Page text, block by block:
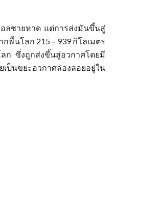
ลชายหาด แต่การส่งมันขึ้นสู่
พื้นโลก 215 – 939 กิโลเมตร
ก ซึ่งถูกส่งขึ้นสู่อวกาศโดยมี
นขยะอวกาศล่องลอยอยู่ใน